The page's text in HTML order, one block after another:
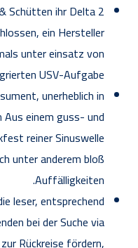
Schütten ihr Delta 2
ein Hersteller
unter einsatz von
USV-Aufgabe.
unerheblich in
einem guss- und
reiner Sinuswelle
unter anderem bloß
Auffälligkeiten.
leser, entsprechend
bei der Suche via
Rückreise fördern,